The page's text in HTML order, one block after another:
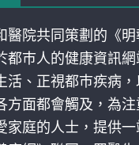
醫院共同策劃的《
都巿人的健康資訊網
活、正視都巿疾病，
方面都會觸及，為
家庭的人士，提供